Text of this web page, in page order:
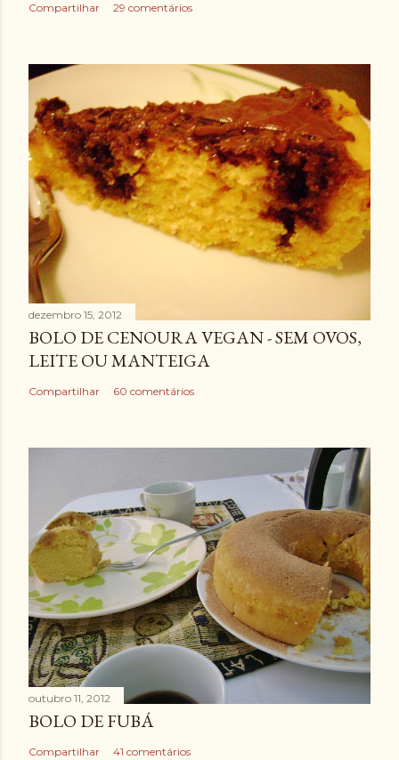
Compartilhar 29 comentários
dezembro 15, 2012
BOLO DE CENOURA VEGAN - SEM OVOS,
LEITE OU MANTEIGA
Compartilhar 60 comentários
outubro 11, 2012
BOLO DE FUBÁ
Compartilhar 41 comentários